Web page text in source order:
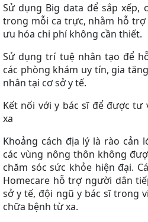
Sử dụng Big data để sắp xếp,
trong mỗi ca trực, nhằm hỗ
ưu hóa chi phí không cần thiết.
Sử dụng trí tuệ nhân tạo để
các phòng khám uy tín, gia
nhân tại cơ sở y tế.
Kết nối với y bác sĩ để được
xa
Khoảng cách địa lý là rào cản
các vùng nông thôn không
chăm sóc sức khỏe hiện đại.
Homecare hỗ trợ người dân
sở y tế, đội ngũ y bác sĩ trong
chữa bệnh từ xa.